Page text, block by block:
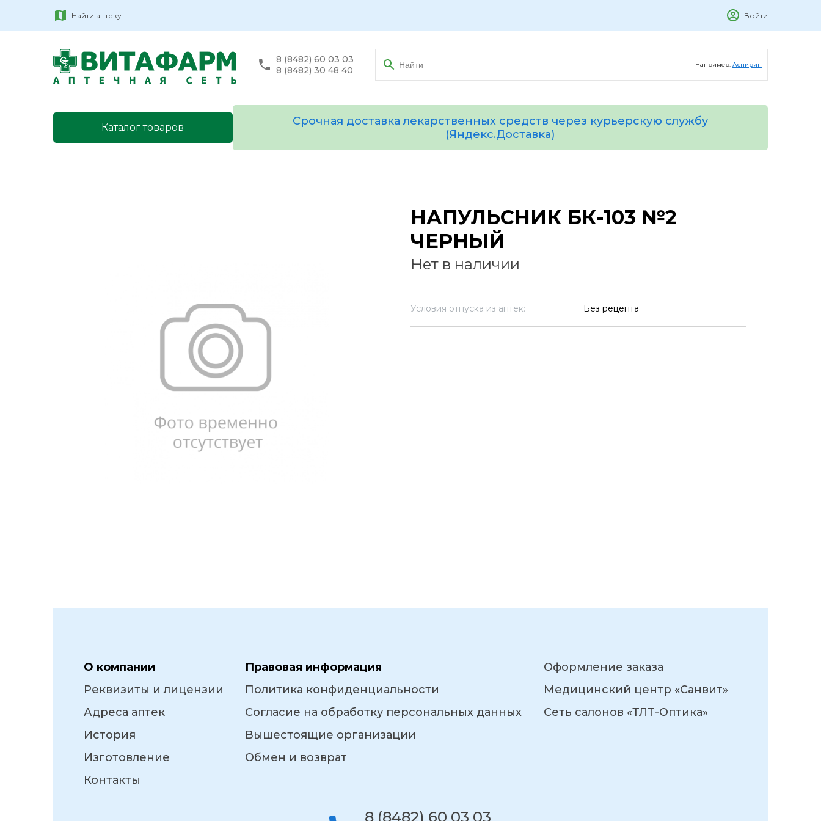
Найти аптеку Войти
8 (8482) 60 03 03
8 (8482) 30 48 40
Например: Аспирин
Каталог товаров
Срочная доставка лекарственных средств через курьерскую службу
(Яндекс.Доставка)
НАПУЛЬСНИК БК-103 №2
ЧЕРНЫЙ
Нет в наличии
Условия отпуска из аптек: Без рецепта
О компании
Реквизиты и лицензии
Адреса аптек
История
Изготовление
Контакты
Правовая информация
Политика конфиденциальности
Согласие на обработку персональных данных
Вышестоящие организации
Обмен и возврат
Оформление заказа
Медицинский центр «Санвит»
Сеть салонов «ТЛТ-Оптика»
8 (8482) 60 03 03